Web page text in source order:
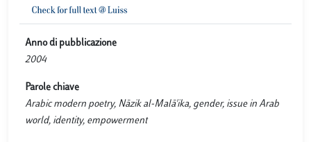
Anno di pubblicazione
2004
Parole chiave
Arabic modern poetry, Nāzik al-Malā'ika, gender, issue in Arab
world, identity, empowerment